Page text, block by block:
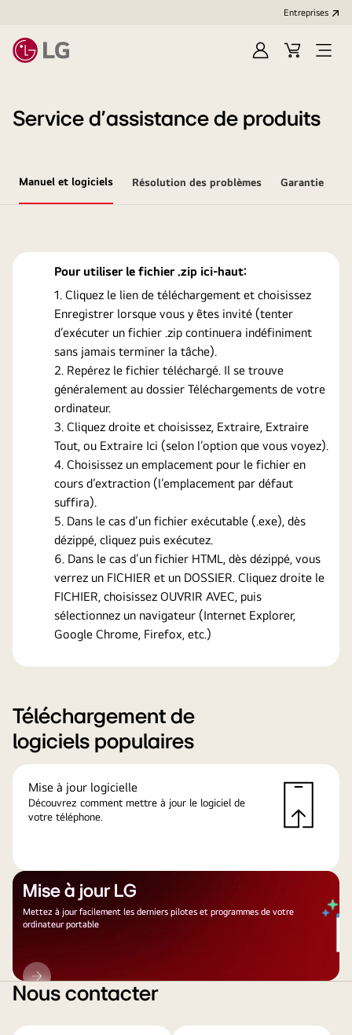
Entreprises​
OuvrirCart
Open
Service d’assistance de produits
Manuel et logiciels Résolution des problèmes Garantie
Pour utiliser le fichier .zip ici-haut:
Cliquez le lien de téléchargement et choisissez
Enregistrer lorsque vous y êtes invité (tenter
d’exécuter un fichier .zip continuera indéfiniment
sans jamais terminer la tâche).
Repérez le fichier téléchargé. Il se trouve
généralement au dossier Téléchargements de votre
ordinateur.
Cliquez droite et choisissez, Extraire, Extraire
Tout, ou Extraire Ici (selon l’option que vous voyez).
Choisissez un emplacement pour le fichier en
cours d’extraction (l’emplacement par défaut
suffira).
Dans le cas d’un fichier exécutable (.exe), dès
dézippé, cliquez puis exécutez.
Dans le cas d’un fichier HTML, dès dézippé, vous
verrez un FICHIER et un DOSSIER. Cliquez droite le
FICHIER, choisissez OUVRIR AVEC, puis
sélectionnez un navigateur (Internet Explorer,
Google Chrome, Firefox, etc.)
Téléchargement de
logiciels populaires
Mise à jour logicielle
Découvrez comment mettre à jour le logiciel de
votre téléphone.
Mise à jour LG
Mettez à jour facilement les derniers pilotes et programmes de votre
ordinateur portable
Mise
à
LG
Nous contacter